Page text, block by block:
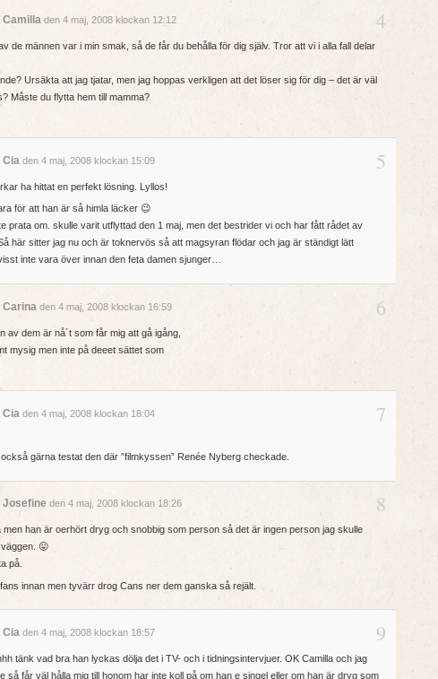
Camilla den 4 maj, 2008 klockan 12:12 4
de männen var i min smak, så de får du behålla för dig själv. Tror att vi i alla fall delar
Ursäkta att jag tjatar, men jag hoppas verkligen att det löser sig för dig – det är väl
Måste du flytta hem till mamma?
Cia den 4 maj, 2008 klockan 15:09 5
ha hittat en perfekt lösning. Lyllos!
för att han är så himla läcker 😉
prata om. skulle varit utflyttad den 1 maj, men det bestrider vi och har fått rådet av
här sitter jag nu och är toknervös så att magsyran flödar och jag är ständigt lätt
inte vara över innan den feta damen sjunger…
Carina den 4 maj, 2008 klockan 16:59 6
av dem är nå´t som får mig att gå igång,
mysig men inte på deeet sättet som
Cia den 4 maj, 2008 klockan 18:04 7
gärna testat den där ”filmkyssen” Renée Nyberg checkade.
Josefine den 4 maj, 2008 klockan 18:26 8
men han är oerhört dryg och snobbig som person så det är ingen person jag skulle
😛
på.
innan men tyvärr drog Cans ner dem ganska så rejält.
Cia den 4 maj, 2008 klockan 18:57 9
tänk vad bra han lyckas dölja det i TV- och i tidningsintervjuer. OK Camilla och jag
så får väl hålla mig till honom har inte koll på om han e singel eller om han är dryg som